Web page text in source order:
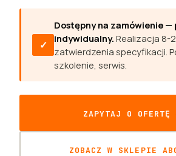
✓
Dostępny na zamówienie —
indywidualny. Realizacja 8-
zatwierdzenia specyfikacji.
szkolenie, serwis.
ZAPYTAJ O OFERTĘ
ZOBACZ W SKLEPIE